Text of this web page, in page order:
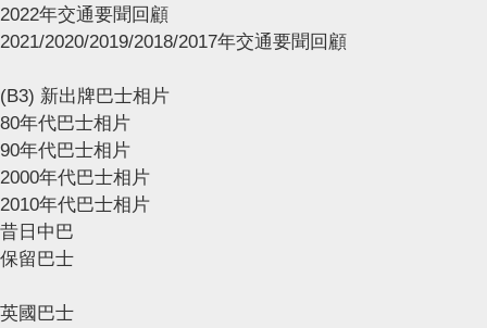
2022年交通要聞回顧
2021/2020/2019/2018/2017年交通要聞回顧
(B3) 新出牌巴士相片
80年代巴士相片
90年代巴士相片
2000年代巴士相片
2010年代巴士相片
昔日中巴
保留巴士
英國巴士